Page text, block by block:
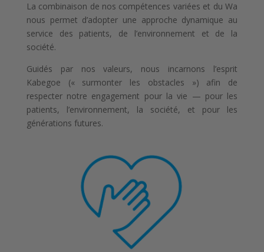
La combinaison de nos compétences variées et du Wa
nous permet d’adopter une approche dynamique au
service des patients, de l’environnement et de la
société.
Guidés par nos valeurs, nous incarnons l’esprit
Kabegoe (« surmonter les obstacles ») afin de
respecter notre engagement pour la vie — pour les
patients, l’environnement, la société, et pour les
générations futures.